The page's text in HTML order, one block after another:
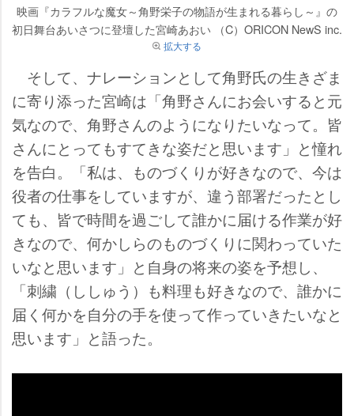
映画『カラフルな魔女～角野栄子の物語が生まれる暮らし～』の
初日舞台あいさつに登壇した宮崎あおい （C）ORICON NewS inc.
拡大する
そして、ナレーションとして角野氏の生きざま
に寄り添った宮崎は「角野さんにお会いすると元
気なので、角野さんのようになりたいなって。皆
さんにとってもすてきな姿だと思います」と憧れ
を告白。「私は、ものづくりが好きなので、今は
役者の仕事をしていますが、違う部署だったとし
ても、皆で時間を過ごして誰かに届ける作業が好
きなので、何かしらのものづくりに関わっていた
いなと思います」と自身の将来の姿を予想し、
「刺繍（ししゅう）も料理も好きなので、誰かに
届く何かを自分の手を使って作っていきたいなと
思います」と語った。